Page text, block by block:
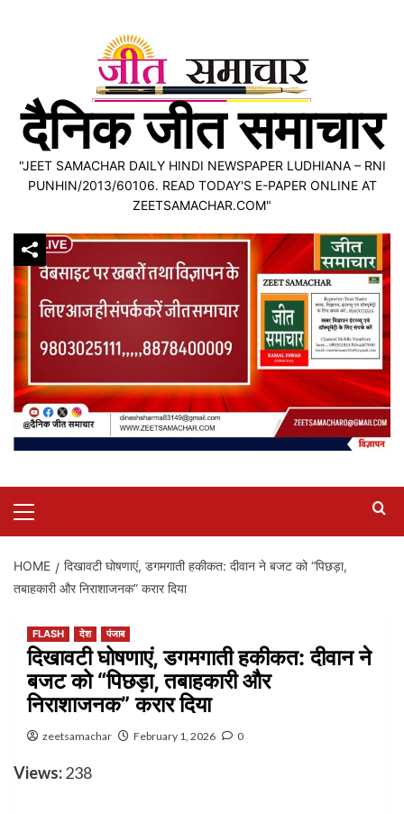
दैनिक जीत समाचार
"JEET SAMACHAR DAILY HINDI NEWSPAPER LUDHIANA – RNI
PUNHIN/2013/60106. READ TODAY'S E-PAPER ONLINE AT
ZEETSAMACHAR.COM"
Menu
HOME
दिखावटी घोषणाएं, डगमगाती हकीकत: दीवान ने बजट को “पिछड़ा,
तबाहकारी और निराशाजनक” करार दिया
FLASH देश पंजाब
दिखावटी घोषणाएं, डगमगाती हकीकत: दीवान ने
बजट को “पिछड़ा, तबाहकारी और
निराशाजनक” करार दिया
zeetsamachar February 1, 2026 0
Views:238